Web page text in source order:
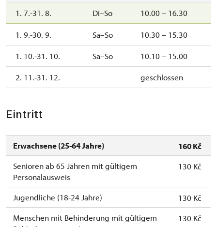
1. 7.-31. 8. Di–So 10.00 – 16.30
1. 9.-30. 9. Sa–So 10.30 – 15.30
1. 10.-31. 10. Sa–So 10.10 – 15.00
2. 11.-31. 12. geschlossen
Eintritt
Erwachsene (25-64 Jahre)
160 Kč
Senioren ab 65 Jahren mit gültigem
Personalausweis
130 Kč
Jugendliche (18-24 Jahre)
130 Kč
Menschen mit Behinderung mit gültigem
130 Kč